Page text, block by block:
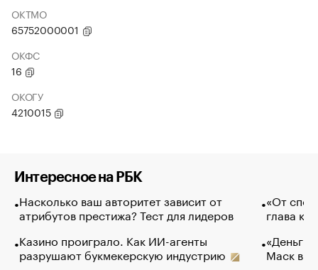
ОКТМО
65752000001
ОКФС
16
ОКОГУ
4210015
Интересное на РБК
Насколько ваш авторитет зависит от
атрибутов престижа? Тест для лидеров
Казино проиграло. Как ИИ-агенты
разрушают букмекерскую индустрию
«От
глава
«Деньги
Маск в